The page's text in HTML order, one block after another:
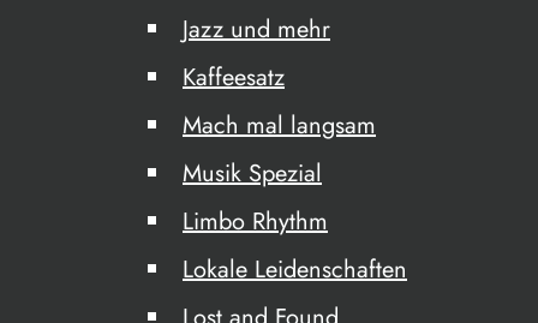
Jazz und mehr
Kaffeesatz
Mach mal langsam
Musik Spezial
Limbo Rhythm
Lokale Leidenschaften